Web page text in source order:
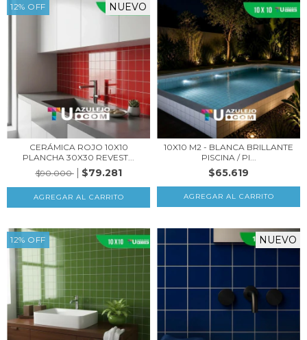
12% OFF NUEVO
CERÁMICA ROJO 10X10
PLANCHA 30X30 REVEST...
$90.000
$79.281
10X10 M2 - BLANCA BRILLANTE
PISCINA / PI...
$65.619
12% OFF NUEVO